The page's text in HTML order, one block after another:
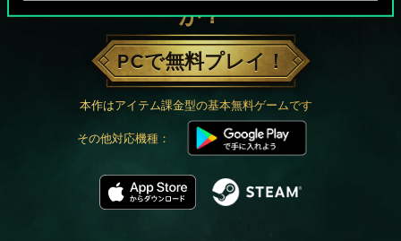
か？
PCで無料プレイ！
本作はアイテム課金型の基本無料ゲームです
その他対応機種：